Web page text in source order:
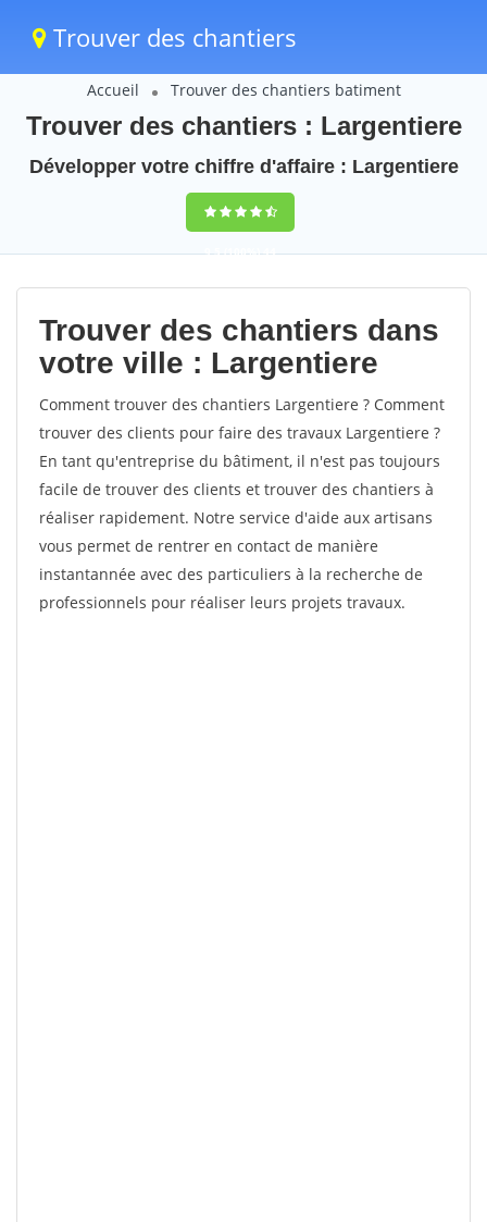
Trouver des chantiers
Accueil Trouver des chantiers batiment
Trouver des chantiers : Largentiere
Développer votre chiffre d'affaire : Largentiere
9,5(100%)44
votes
Trouver des chantiers dans
votre ville : Largentiere
Comment trouver des chantiers Largentiere ? Comment
trouver des clients pour faire des travaux Largentiere ?
En tant qu'entreprise du bâtiment, il n'est pas toujours
facile de trouver des clients et trouver des chantiers à
réaliser rapidement. Notre service d'aide aux artisans
vous permet de rentrer en contact de manière
instantannée avec des particuliers à la recherche de
professionnels pour réaliser leurs projets travaux.